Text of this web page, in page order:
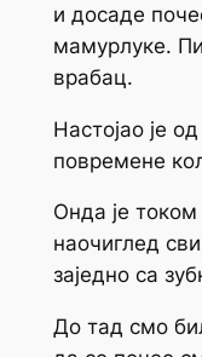
и досаде
мамурлуке.
врабац.
Настојао је
повремeне
Онда је
наочиглед
заједно са
До тад смо